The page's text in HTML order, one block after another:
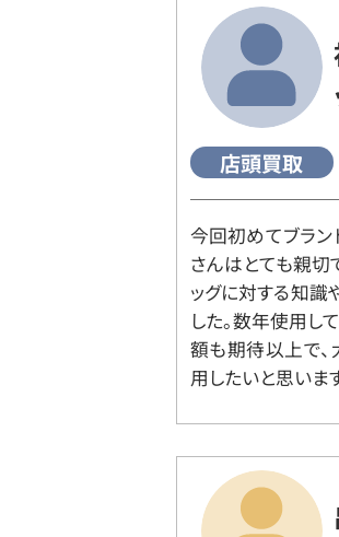
店頭買取
今回初めてブラン
さんはとても親切
ッグに対する知識
した。数年使用し
額も期待以上で、
用したいと思いま